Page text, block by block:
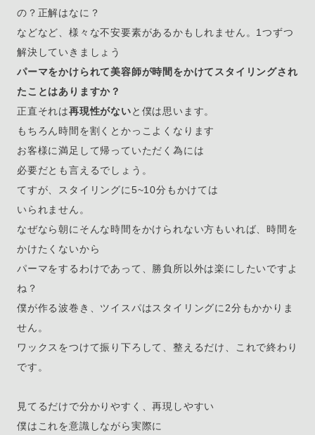
の？正解はなに？
などなど、様々な不安要素があるかもしれません。1つずつ
解決していきましょう
パーマをかけられて美容師が時間をかけてスタイリングされ
たことはありますか？
正直それは再現性がないと僕は思います。
もちろん時間を割くとかっこよくなります
お客様に満足して帰っていただく為には
必要だとも言えるでしょう。
てすが、スタイリングに5~10分もかけては
いられません。
なぜなら朝にそんな時間をかけられない方もいれば、時間を
かけたくないから
パーマをするわけであって、勝負所以外は楽にしたいですよ
ね？
僕が作る波巻き、ツイスパはスタイリングに2分もかかりま
せん。
ワックスをつけて振り下ろして、整えるだけ、これで終わり
です。
見てるだけで分かりやすく、再現しやすい
僕はこれを意識しながら実際に